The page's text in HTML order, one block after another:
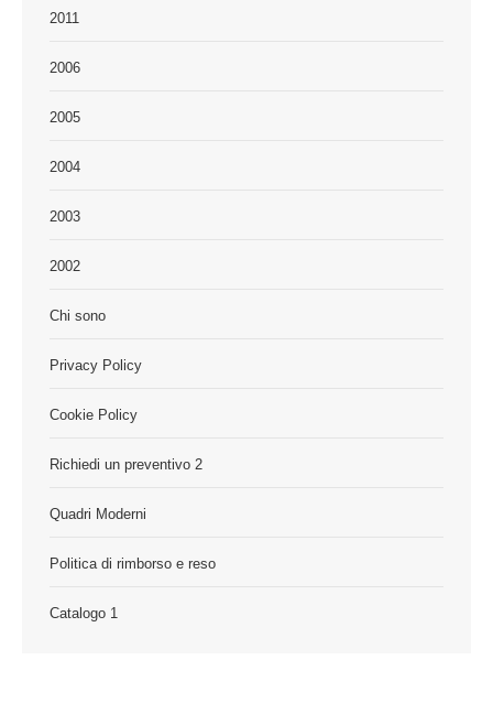
2011
2006
2005
2004
2003
2002
Chi sono
Privacy Policy
Cookie Policy
Richiedi un preventivo 2
Quadri Moderni
Politica di rimborso e reso
Catalogo 1